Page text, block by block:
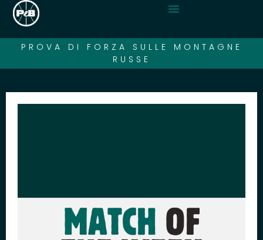
PROVA DI FORZA SULLE MONTAGNE
RUSSE